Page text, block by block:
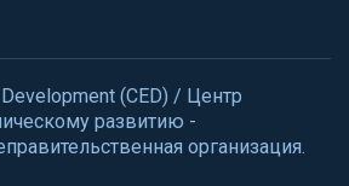
(CED) / Центр
развитию -
организация.